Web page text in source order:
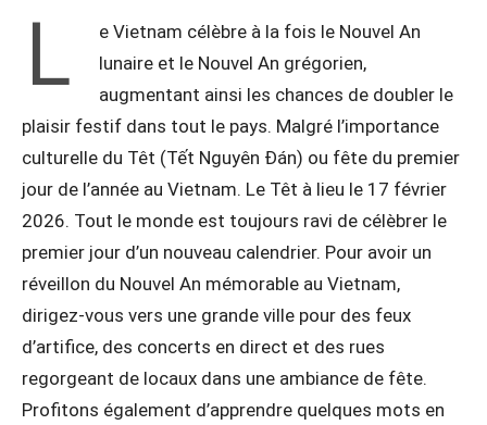
L
e Vietnam célèbre à la fois le Nouvel An
lunaire et le Nouvel An grégorien,
augmentant ainsi les chances de doubler le
plaisir festif dans tout le pays. Malgré l’importance
culturelle du Têt (Tết Nguyên Đán) ou fête du premier
jour de l’année au Vietnam. Le Têt à lieu le 17 février
2026. Tout le monde est toujours ravi de célèbrer le
premier jour d’un nouveau calendrier. Pour avoir un
réveillon du Nouvel An mémorable au Vietnam,
dirigez-vous vers une grande ville pour des feux
d’artifice, des concerts en direct et des rues
regorgeant de locaux dans une ambiance de fête.
Profitons également d’apprendre quelques mots en